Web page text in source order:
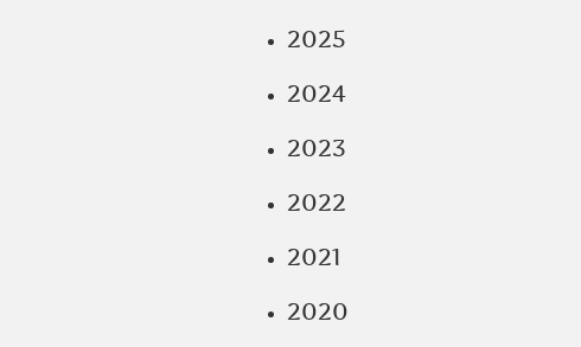
2025
2024
2023
2022
2021
2020